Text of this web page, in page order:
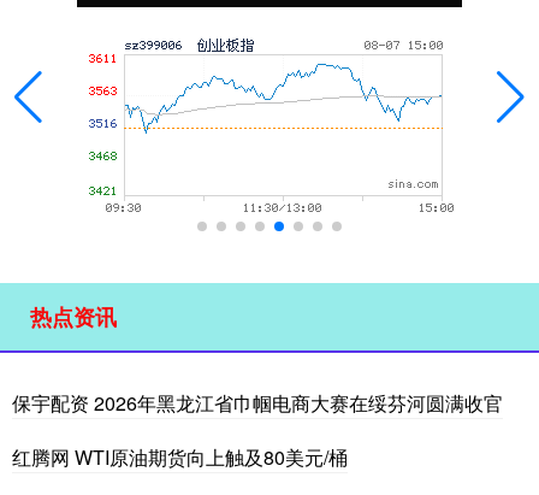
热点资讯
保宇配资 2026年黑龙江省巾帼电商大赛在绥芬河圆满收官
红腾网 WTI原油期货向上触及80美元/桶